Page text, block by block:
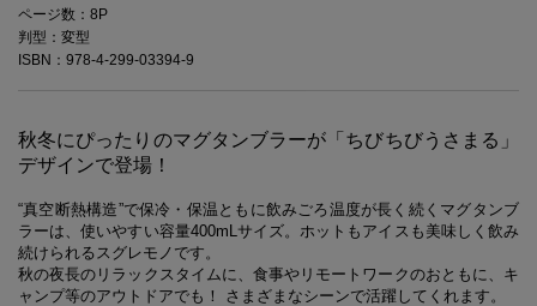
ページ数：8P
判型：変型
ISBN：978-4-299-03394-9
秋冬にぴったりのマグタンブラーが「ちびちびうさまる」
デザインで登場！
“真空断熱構造”で保冷・保温ともに飲みごろ温度が長く続くマグタンブ
ラーは、使いやすい容量400mLサイズ。ホットもアイスも美味しく飲み
続けられるスグレモノです。
秋の夜長のリラックスタイムに、食事やリモートワークのおともに、キ
ャンプ等のアウトドアでも！ さまざまなシーンで活躍してくれます。